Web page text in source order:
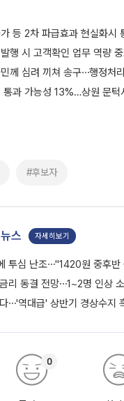
등 2차 파급효과 현실화시
행 시 고객확인 업무 역량
께 심려 끼쳐 송구⋯행정처
과 가능성 13%…상원 문턱
#후보자
스 자세히보기
투심 난조⋯"1420원 중후
리 동결 전망⋯1~2명 인상
⋯'역대급' 상반기 경상수지
0